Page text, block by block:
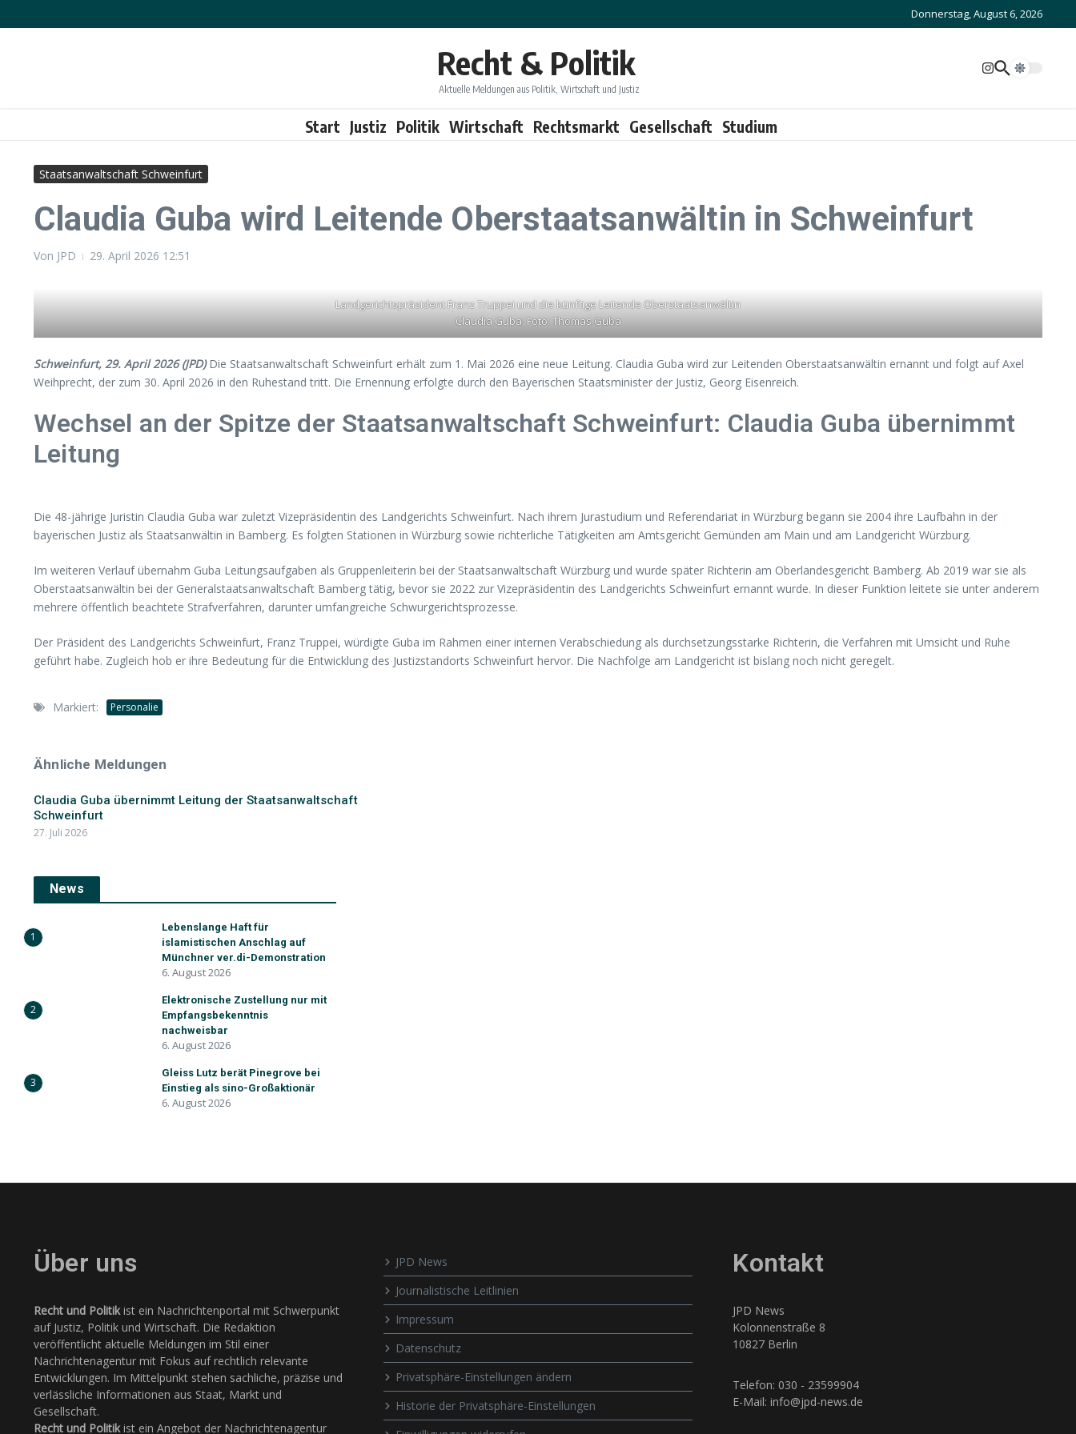
Donnerstag, August 6, 2026
Recht & Politik
Aktuelle Meldungen aus Politik, Wirtschaft und Justiz
Start Justiz Politik Wirtschaft Rechtsmarkt Gesellschaft Studium
Staatsanwaltschaft Schweinfurt
Claudia Guba wird Leitende Oberstaatsanwältin in Schweinfurt
Von JPD 29. April 2026 12:51
Landgerichtspräsident Franz Truppei und die künftige Leitende Oberstaatsanwältin
Claudia Guba; Foto: Thomas Guba
Schweinfurt, 29. April 2026 (JPD)Die Staatsanwaltschaft Schweinfurt erhält zum 1. Mai 2026 eine neue Leitung. Claudia Guba wird zur Leitenden Oberstaatsanwältin ernannt und folgt auf Axel
Weihprecht, der zum 30. April 2026 in den Ruhestand tritt. Die Ernennung erfolgte durch den Bayerischen Staatsminister der Justiz, Georg Eisenreich.
Wechsel an der Spitze der Staatsanwaltschaft Schweinfurt: Claudia Guba übernimmt
Leitung
Die 48-jährige Juristin Claudia Guba war zuletzt Vizepräsidentin des Landgerichts Schweinfurt. Nach ihrem Jurastudium und Referendariat in Würzburg begann sie 2004 ihre Laufbahn in der
bayerischen Justiz als Staatsanwältin in Bamberg. Es folgten Stationen in Würzburg sowie richterliche Tätigkeiten am Amtsgericht Gemünden am Main und am Landgericht Würzburg.
Im weiteren Verlauf übernahm Guba Leitungsaufgaben als Gruppenleiterin bei der Staatsanwaltschaft Würzburg und wurde später Richterin am Oberlandesgericht Bamberg. Ab 2019 war sie als
Oberstaatsanwältin bei der Generalstaatsanwaltschaft Bamberg tätig, bevor sie 2022 zur Vizepräsidentin des Landgerichts Schweinfurt ernannt wurde. In dieser Funktion leitete sie unter anderem
mehrere öffentlich beachtete Strafverfahren, darunter umfangreiche Schwurgerichtsprozesse.
Der Präsident des Landgerichts Schweinfurt, Franz Truppei, würdigte Guba im Rahmen einer internen Verabschiedung als durchsetzungsstarke Richterin, die Verfahren mit Umsicht und Ruhe
geführt habe. Zugleich hob er ihre Bedeutung für die Entwicklung des Justizstandorts Schweinfurt hervor. Die Nachfolge am Landgericht ist bislang noch nicht geregelt.
Markiert: Personalie
Ähnliche Meldungen
Claudia Guba übernimmt Leitung der Staatsanwaltschaft
Schweinfurt
27. Juli 2026
News
1
Lebenslange Haft für
islamistischen Anschlag auf
Münchner ver.di-Demonstration
6. August 2026
2
Elektronische Zustellung nur mit
Empfangsbekenntnis
nachweisbar
6. August 2026
3
Gleiss Lutz berät Pinegrove bei
Einstieg als sino-Großaktionär
6. August 2026
Über uns
Recht und Politikist ein Nachrichtenportal mit Schwerpunkt
auf Justiz, Politik und Wirtschaft. Die Redaktion
veröffentlicht aktuelle Meldungen im Stil einer
Nachrichtenagentur mit Fokus auf rechtlich relevante
Entwicklungen. Im Mittelpunkt stehen sachliche, präzise und
verlässliche Informationen aus Staat, Markt und
Gesellschaft.
Recht und Politikist ein Angebot der Nachrichtenagentur
JPD News
Journalistische Leitlinien
Impressum
Datenschutz
Privatsphäre-Einstellungen ändern
Historie der Privatsphäre-Einstellungen
Kontakt
JPD News
Kolonnenstraße 8
10827 Berlin
Telefon: 030 - 23599904
E-Mail: info@jpd-news.de